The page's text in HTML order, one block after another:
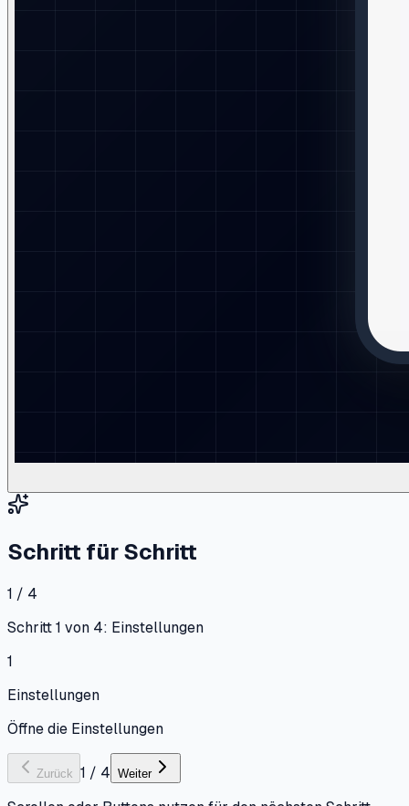
Schritt für Schritt
1 / 4
Schritt 1 von 4: Einstellungen
1
Einstellungen
Öffne die Einstellungen
Zurück 1 / 4 Weiter